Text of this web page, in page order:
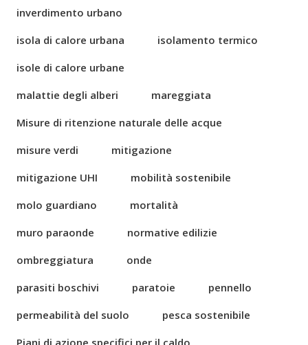
inverdimento urbano
isola di calore urbana
isolamento termico
isole di calore urbane
malattie degli alberi
mareggiata
Misure di ritenzione naturale delle acque
misure verdi
mitigazione
mitigazione UHI
mobilità sostenibile
molo guardiano
mortalità
muro paraonde
normative edilizie
ombreggiatura
onde
parasiti boschivi
paratoie
pennello
permeabilità del suolo
pesca sostenibile
Piani di azione specifici per il caldo